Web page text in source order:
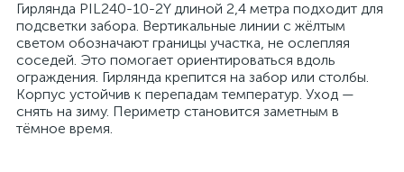
Гирлянда PIL240-10-2Y длиной 2,4 метра подходит для
подсветки забора. Вертикальные линии с жёлтым
светом обозначают границы участка, не ослепляя
соседей. Это помогает ориентироваться вдоль
ограждения. Гирлянда крепится на забор или столбы.
Корпус устойчив к перепадам температур. Уход —
снять на зиму. Периметр становится заметным в
тёмное время.